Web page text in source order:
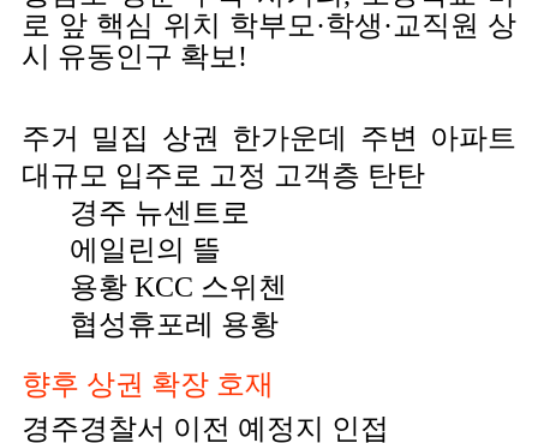
로 앞 핵심 위치 학부모·학생·교직원 상
시 유동인구 확보!
주거 밀집 상권 한가운데 주변 아파트
대규모 입주로 고정 고객층 탄탄
경주 뉴센트로
에일린의 뜰
용황 KCC 스위첸
협성휴포레 용황
향후 상권 확장 호재
경주경찰서 이전 예정지 인접